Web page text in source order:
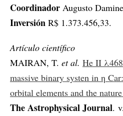
Coordinador Augusto
Inversión R$ 1.373.456,33.
Artículo científico
MAIRAN, T. et al. He II
massive binary systen in η
orbital elements and the
The Astrophysical Journal.